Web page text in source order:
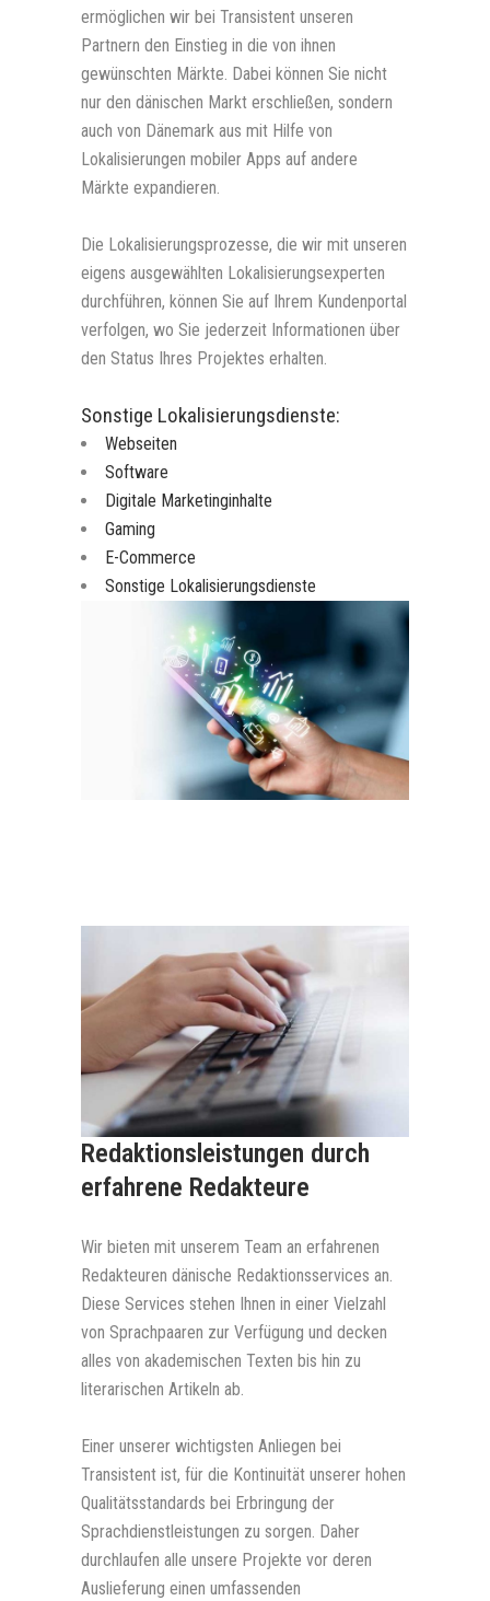
ermöglichen wir bei Transistent unseren
Partnern den Einstieg in die von ihnen
gewünschten Märkte. Dabei können Sie nicht
nur den dänischen Markt erschließen, sondern
auch von Dänemark aus mit Hilfe von
Lokalisierungen mobiler Apps auf andere
Märkte expandieren.
Die Lokalisierungsprozesse, die wir mit unseren
eigens ausgewählten Lokalisierungsexperten
durchführen, können Sie auf Ihrem Kundenportal
verfolgen, wo Sie jederzeit Informationen über
den Status Ihres Projektes erhalten.
Sonstige Lokalisierungsdienste:
Webseiten
Software
Digitale Marketinginhalte
Gaming
E-Commerce
Sonstige Lokalisierungsdienste
Redaktionsleistungen durch
erfahrene Redakteure
Wir bieten mit unserem Team an erfahrenen
Redakteuren dänische Redaktionsservices an.
Diese Services stehen Ihnen in einer Vielzahl
von Sprachpaaren zur Verfügung und decken
alles von akademischen Texten bis hin zu
literarischen Artikeln ab.
Einer unserer wichtigsten Anliegen bei
Transistent ist, für die Kontinuität unserer hohen
Qualitätsstandards bei Erbringung der
Sprachdienstleistungen zu sorgen. Daher
durchlaufen alle unsere Projekte vor deren
Auslieferung einen umfassenden